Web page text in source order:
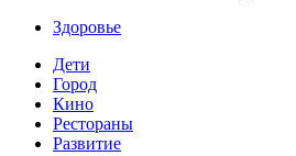
Здоровье
Дети
Город
Кино
Рестораны
Развитие